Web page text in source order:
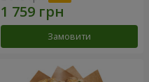
Замовити